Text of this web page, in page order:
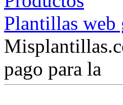
Plantillas web
pago para la